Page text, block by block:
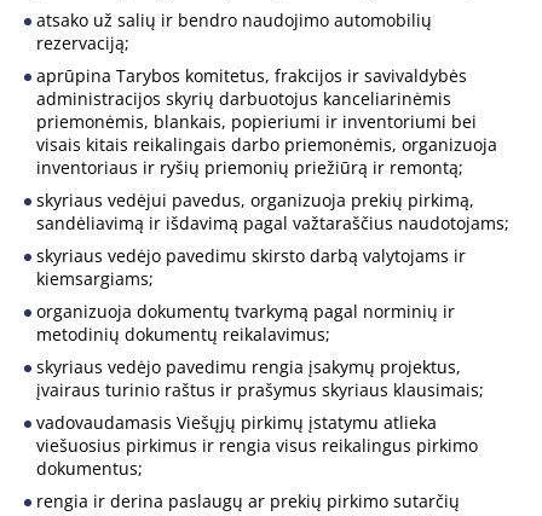
atsako už salių ir bendro naudojimo automobilių
rezervaciją;
aprūpina Tarybos komitetus, frakcijos ir savivaldybės
administracijos skyrių darbuotojus kanceliarinėmis
priemonėmis, blankais, popieriumi ir inventoriumi bei
visais kitais reikalingais darbo priemonėmis, organizuoja
inventoriaus ir ryšių priemonių priežiūrą ir remontą;
skyriaus vedėjui pavedus, organizuoja prekių pirkimą,
sandėliavimą ir išdavimą pagal važtaraščius naudotojams;
skyriaus vedėjo pavedimu skirsto darbą valytojams ir
kiemsargiams;
organizuoja dokumentų tvarkymą pagal norminių ir
metodinių dokumentų reikalavimus;
skyriaus vedėjo pavedimu rengia įsakymų projektus,
įvairaus turinio raštus ir prašymus skyriaus klausimais;
vadovaudamasis Viešųjų pirkimų įstatymu atlieka
viešuosius pirkimus ir rengia visus reikalingus pirkimo
dokumentus;
rengia ir derina paslaugų ar prekių pirkimo sutarčių